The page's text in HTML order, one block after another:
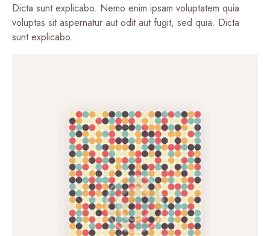
Dicta sunt explicabo. Nemo enim ipsam voluptatem quia
voluptas sit aspernatur aut odit aut fugit, sed quia. Dicta
sunt explicabo.